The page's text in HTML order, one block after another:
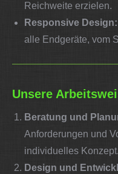
Reichweite erzielen.
Responsive Design:
alle Endgeräte, vom
Unsere
Beratung und
Anforderungen und
individuelles Konzept.
Design und